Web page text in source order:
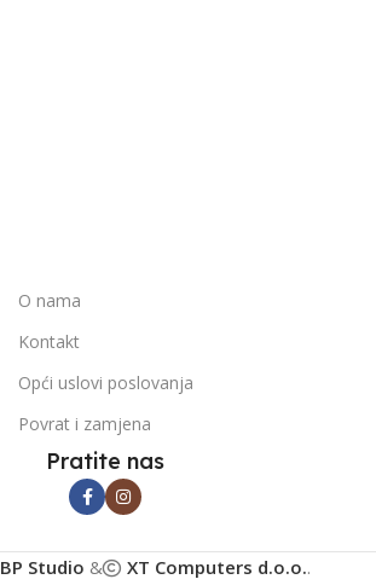
O nama
Kontakt
Opći uslovi poslovanja
Povrat i zamjena
Pratite nas
BP Studio & XT Computers d.o.o..